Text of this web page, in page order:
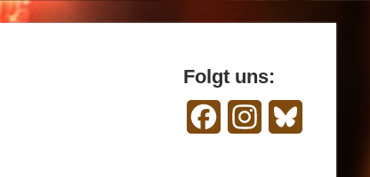
Folgt uns:
FacebookInstagram